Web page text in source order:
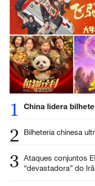
1 China lidera
2 Bilheteria chinesa
3 Ataques conjuntos
“devastadora” do Irã